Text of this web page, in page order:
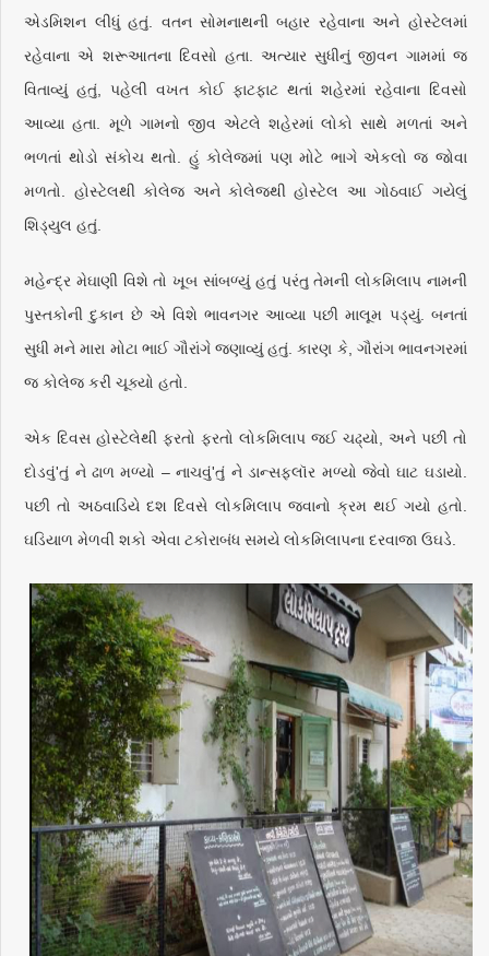
એડમિશન લીધું હતું. વતન સોમનાથની બહાર રહેવાના અને હોસ્ટેલમાં
રહેવાના એ શરૂઆતના દિવસો હતા. અત્યાર સુધીનું જીવન ગામમાં જ
વિતાવ્યું હતું, પહેલી વખત કોઈ ફાટફાટ થતાં શહેરમાં રહેવાના દિવસો
આવ્યા હતા. મૂળે ગામનો જીવ એટલે શહેરમાં લોકો સાથે મળતાં અને
ભળતાં થોડો સંકોચ થતો. હું કોલેજમાં પણ મોટે ભાગે એકલો જ જોવા
મળતો. હોસ્ટેલથી કોલેજ અને કોલેજથી હોસ્ટેલ આ ગોઠવાઈ ગયેલું
શિડ્યુલ હતું.
મહેન્દ્ર મેઘાણી વિશે તો ખૂબ સાંબળ્યું હતું પરંતુ તેમની લોકમિલાપ નામની
પુસ્તકોની દુકાન છે એ વિશે ભાવનગર આવ્યા પછી માલૂમ પડ્યું. બનતાં
સુધી મને મારા મોટા ભાઈ ગૌરાંગે જણાવ્યું હતું. કારણ કે, ગૌરાંગ ભાવનગરમાં
જ કોલેજ કરી ચૂક્યો હતો.
એક દિવસ હોસ્ટેલેથી ફરતો ફરતો લોકમિલાપ જઈ ચઢ્યો, અને પછી તો
દોડવું'તું ને ઢાળ મળ્યો – નાચવું'તું ને ડાન્સફ્લૉર મળ્યો જેવો ઘાટ ઘડાયો.
પછી તો અઠવાડિયે દશ દિવસે લોકમિલાપ જવાનો ક્રમ થઈ ગયો હતો.
ઘડિયાળ મેળવી શકો એવા ટકોરાબંધ સમયે લોકમિલાપના દરવાજા ઉઘડે.